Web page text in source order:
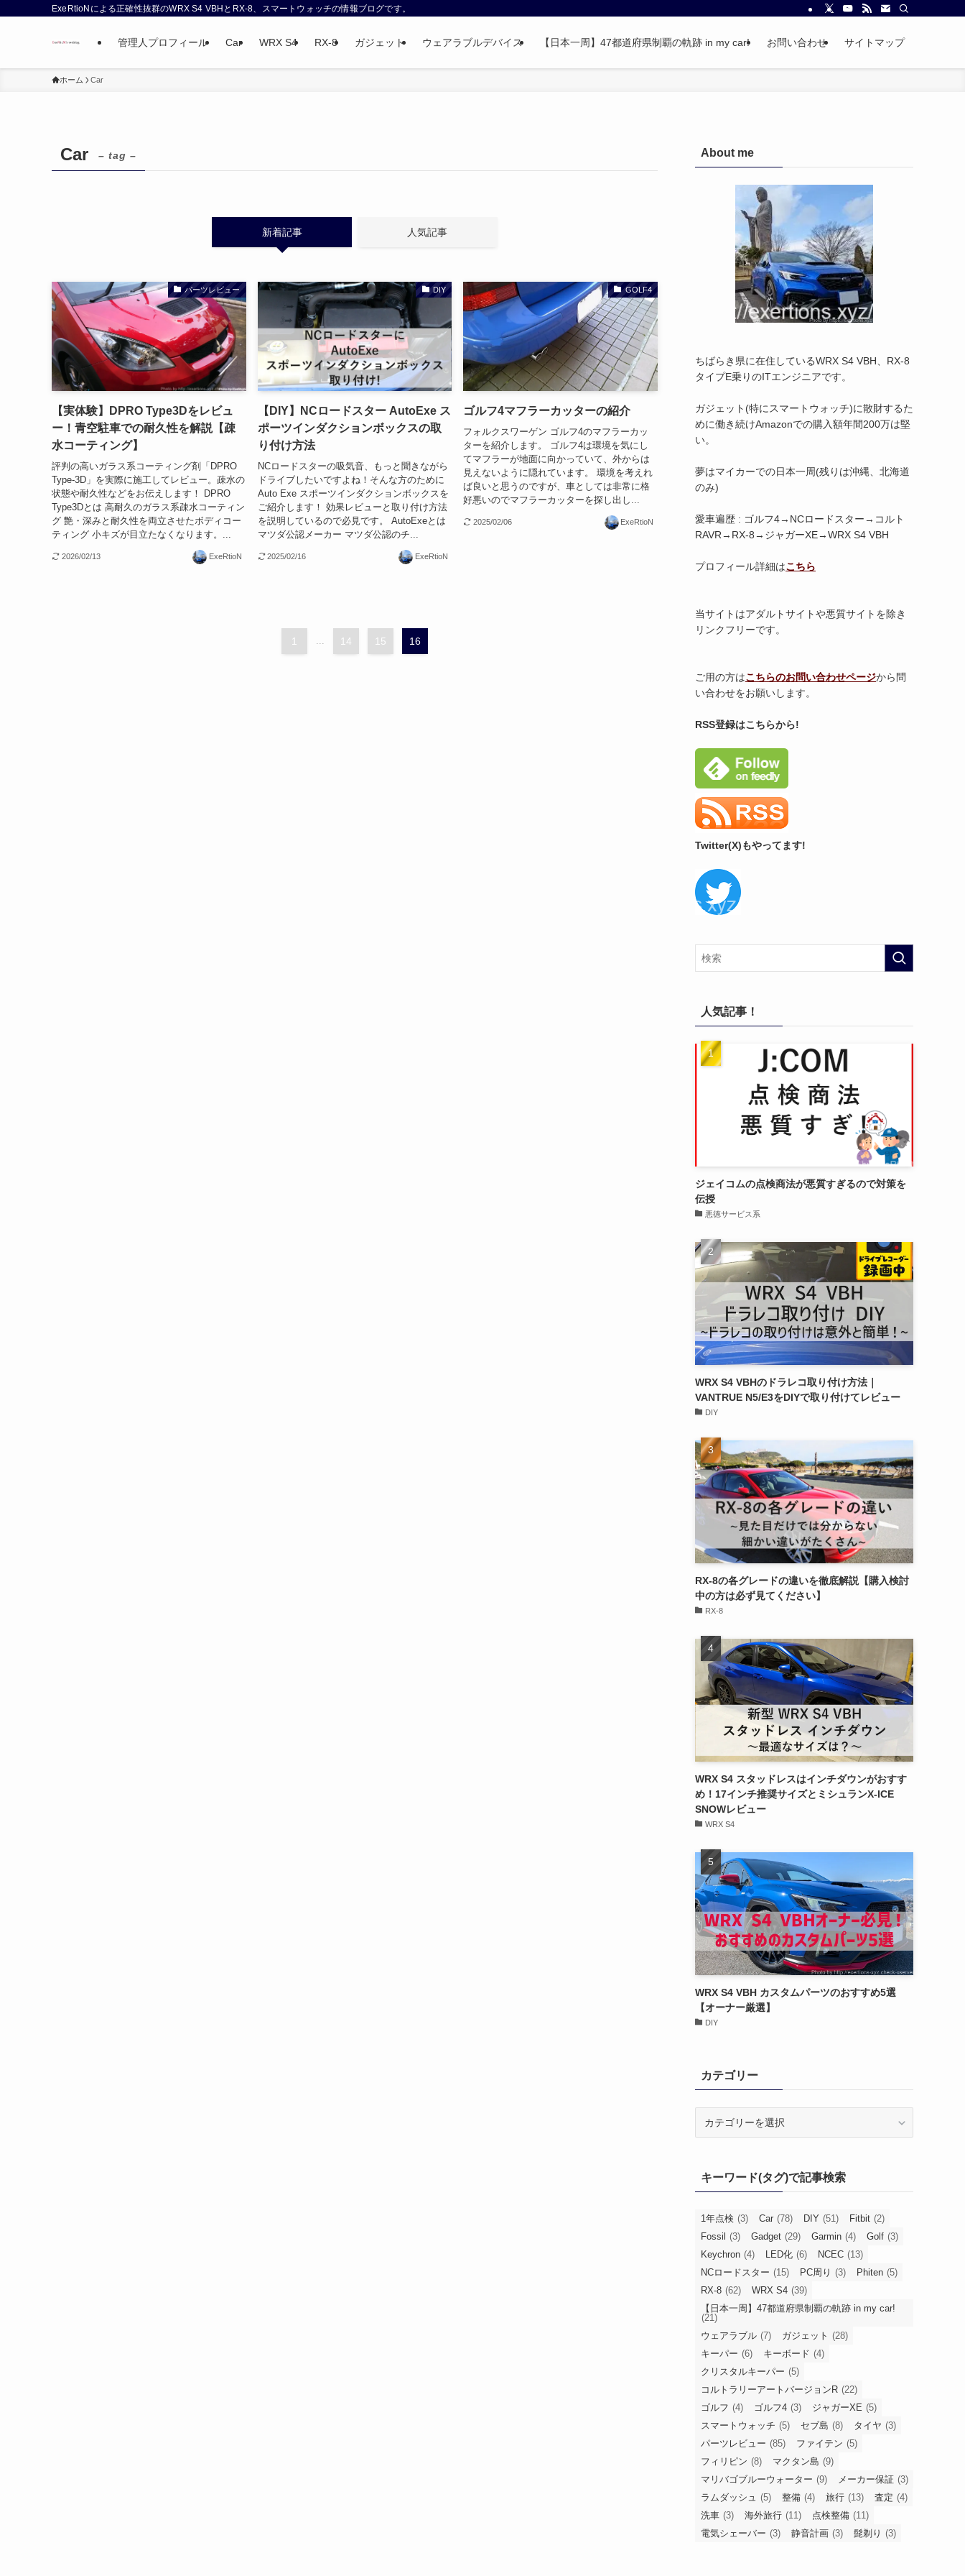
ExeRtioNによる正確性抜群のWRX S4 VBHとRX-8、スマートウォッチの情報ブログです。
管理人プロフィール Car WRX S4 RX-8 ガジェット ウェアラブルデバイス 【日本一周】47都道府県制覇の軌跡 in my car! お問い合わせ サイトマップ
ホーム Car
Car – tag –
新着記事 人気記事
パーツレビュー
【実体験】DPRO Type3Dをレビュ
ー！青空駐車での耐久性を解説【疎
水コーティング】
評判の高いガラス系コーティング剤「DPRO
Type-3D」を実際に施工してレビュー。疎水の
状態や耐久性などをお伝えします！ DPRO
Type3Dとは 高耐久のガラス系疎水コーティン
グ 艶・深みと耐久性を両立させたボディコー
ティング 小キズが目立たなくなります。...
2026/02/13 ExeRtioN
DIY
【DIY】NCロードスター AutoExe ス
ポーツインダクションボックスの取
り付け方法
NCロードスターの吸気音、もっと聞きながら
ドライブしたいですよね！そんな方のために
Auto Exe スポーツインダクションボックスを
ご紹介します！ 効果レビューと取り付け方法
を説明しているので必見です。 AutoExeとは
マツダ公認メーカー マツダ公認のチ...
2025/02/16 ExeRtioN
GOLF4
ゴルフ4マフラーカッターの紹介
フォルクスワーゲン ゴルフ4のマフラーカッ
ターを紹介します。 ゴルフ4は環境を気にし
てマフラーが地面に向かっていて、外からは
見えないように隠れています。 環境を考えれ
ば良いと思うのですが、車としては非常に格
好悪いのでマフラーカッターを探し出し...
2025/02/06 ExeRtioN
1 14 15 16
About me
ちばらき県に在住しているWRX S4 VBH、RX-8
タイプE乗りのITエンジニアです。
ガジェット(特にスマートウォッチ)に散財するた
めに働き続けAmazonでの購入額年間200万は堅
い。
夢はマイカーでの日本一周(残りは沖縄、北海道
のみ)
愛車遍歴 : ゴルフ4→NCロードスター→コルト
RAVR→RX-8→ジャガーXE→WRX S4 VBH
プロフィール詳細はこちら
当サイトはアダルトサイトや悪質サイトを除き
リンクフリーです。
ご用の方はこちらのお問い合わせページから問
い合わせをお願いします。
RSS登録はこちらから!
Twitter(X)もやってます!
人気記事！
ジェイコムの点検商法が悪質すぎるので対策を
伝授
悪徳サービス系
WRX S4 VBHのドラレコ取り付け方法｜
VANTRUE N5/E3をDIYで取り付けてレビュー
DIY
RX-8の各グレードの違いを徹底解説【購入検討
中の方は必ず見てください】
RX-8
WRX S4 スタッドレスはインチダウンがおすす
め！17インチ推奨サイズとミシュランX-ICE
SNOWレビュー
WRX S4
WRX S4 VBH カスタムパーツのおすすめ5選
【オーナー厳選】
DIY
カテゴリー
ーキーワード(タグ)で記事検索
1年点検 (3) Car (78) DIY (51) Fitbit (2)
Fossil (3) Gadget (29) Garmin (4) Golf (3)
Keychron (4) LED化 (6) NCEC (13)
NCロードスター (15) PC周り (3) Phiten (5)
RX-8 (62) WRX S4 (39)
【日本一周】47都道府県制覇の軌跡 in my car!
(21)
ウェアラブル (7) ガジェット (28)
キーパー (6) キーボード (4)
クリスタルキーパー (5)
コルトラリーアートバージョンR (22)
ゴルフ (4) ゴルフ4 (3) ジャガーXE (5)
スマートウォッチ (5) セブ島 (8) タイヤ (3)
パーツレビュー (85) ファイテン (5)
フィリピン (8) マクタン島 (9)
マリバゴブルーウォーター (9) メーカー保証 (3)
ラムダッシュ (5) 整備 (4) 旅行 (13) 査定 (4)
洗車 (3) 海外旅行 (11) 点検整備 (11)
電気シェーバー (3) 静音計画 (3) 髭剃り (3)